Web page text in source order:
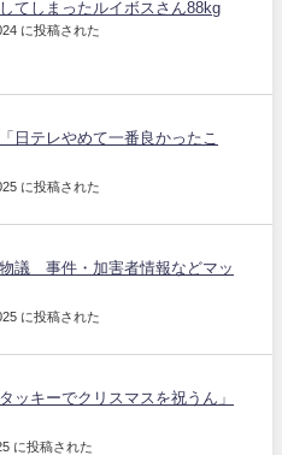
てしまったルイボスさん88kg
に投稿された
日テレやめて一番良かったこ
に投稿された
物議 事件・加害者情報などマッ
に投稿された
ッキーでクリスマスを祝うん」
に投稿された